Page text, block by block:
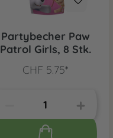
Partybecher Paw
Patrol Girls, 8 Stk.
CHF 5.75*